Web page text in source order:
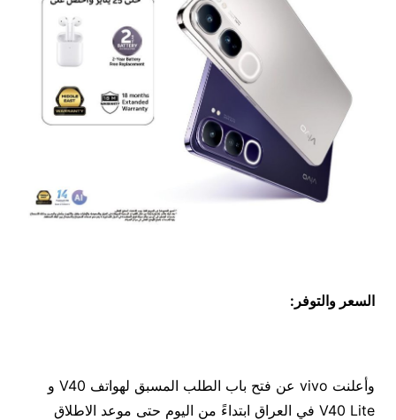
السعر والتوفر :
وأعلنت vivo عن فتح باب الطلب المسبق لهواتف V40 و
V40 Lite في العراق ابتداءً من اليوم حتى موعد الاطلاق